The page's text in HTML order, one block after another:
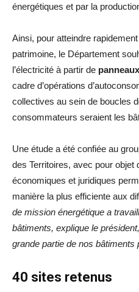
énergétiques et par la
Ainsi, pour atteindre
patrimoine, le Département
l’électricité à partir de
cadre d’opérations
collectives au sein de boucles
consommateurs seraient les
Une étude a été confiée au
des Territoires, avec pour objet
économiques et juridiques
manière la plus efficiente aux
de mission énergétique a
bâtiments, explique le
grande partie de nos bâtiments
40 sites retenus